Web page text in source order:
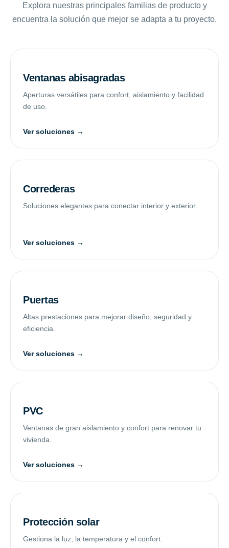
Explora nuestras principales familias de producto y
encuentra la solución que mejor se adapta a tu proyecto.
Ventanas abisagradas
Aperturas versátiles para confort, aislamiento y facilidad
de uso.
Ver soluciones →
Correderas
Soluciones elegantes para conectar interior y exterior.
Ver soluciones →
Puertas
Altas prestaciones para mejorar diseño, seguridad y
eficiencia.
Ver soluciones →
PVC
Ventanas de gran aislamiento y confort para renovar tu
vivienda.
Ver soluciones →
Protección solar
Gestiona la luz, la temperatura y el confort.